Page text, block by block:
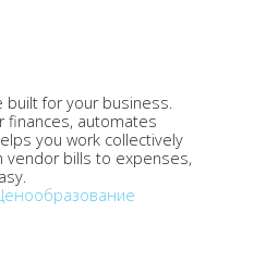
built for your business.
finances, automates
you work collectively
vendor bills to expenses,